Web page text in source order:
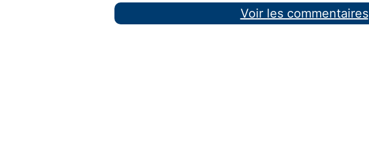
Voir les commentaires